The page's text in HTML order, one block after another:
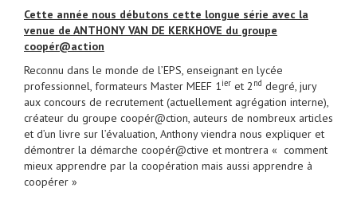
Cette année nous débutons cette longue série avec la
venue de ANTHONY VAN DE KERKHOVE du groupe
coopér@action
Reconnu dans le monde de l’EPS, enseignant en lycée
professionnel, formateurs Master MEEF 1ier et 2 nd degré, jury
aux concours de recrutement (actuellement agrégation interne),
créateur du groupe coopér@ction, auteurs de nombreux articles
et d’un livre sur l’évaluation, Anthony viendra nous expliquer et
démontrer la démarche coopér@ctive et montrera « comment
mieux apprendre par la coopération mais aussi apprendre à
coopérer »